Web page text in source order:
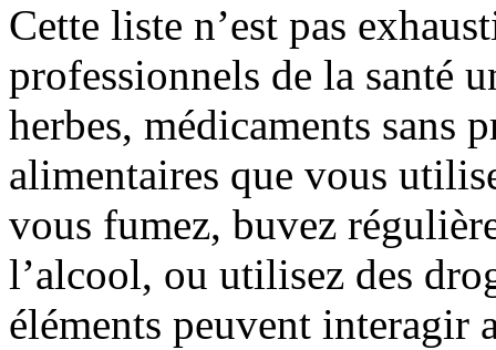
Cette liste n’est pas
professionnels de la santé
herbes, médicaments sans
alimentaires que vous
vous fumez, buvez
l’alcool, ou utilisez des
éléments peuvent interagir